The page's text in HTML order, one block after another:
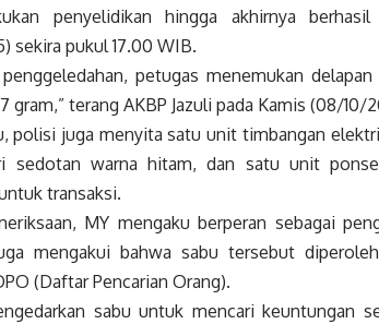
penyelidikan hingga akhirnya
sekira pukul 17.00 WIB.
penggeledahan, petugas menemukan
gram,” terang AKBP Jazuli pada Kamis (08/10/
polisi juga menyita satu unit timbangan
sedotan warna hitam, dan satu unit
transaksi.
MY mengaku berperan sebagai
mengakui bahwa sabu tersebut
(Daftar Pencarian Orang).
sabu untuk mencari keuntungan